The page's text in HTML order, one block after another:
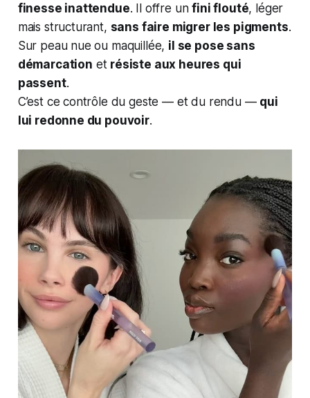
finesse inattendue. Il offre unfini flouté, léger
mais structurant, sans faire migrer les pigments.
Sur peau nue ou maquillée, il se pose sans
démarcation et résiste aux heures qui
passent.
C’est ce contrôle du geste — et du rendu — qui
lui redonne du pouvoir.